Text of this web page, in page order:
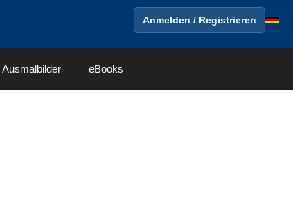
Anmelden / Registrieren
Ausmalbilder eBooks